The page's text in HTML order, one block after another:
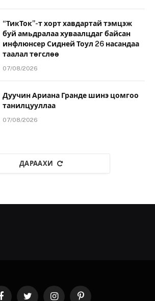
“ТикТок”-т хорт хавдартай тэмцэж
буй амьдралаа хуваалцдаг байсан
инфлюнсер Сидней Тоул 26 насандаа
таалал төгслөө
07/08/2026
Дуучин Ариана Гранде шинэ цомгоо
танилцууллаа
07/08/2026
ДАРААХИ